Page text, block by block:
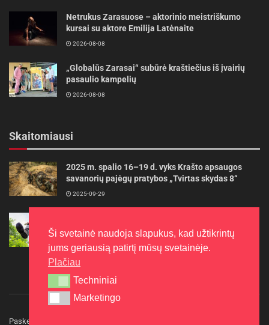
Netrukus Zarasuose – aktorinio meistriškumo
kursai su aktore Emilija Latėnaite
2026-08-08
„Globalūs Zarasai“ subūrė kraštiečius iš įvairių
pasaulio kampelių
2026-08-08
Skaitomiausi
2025 m. spalio 16–19 d. vyks Krašto apsaugos
savanorių pajėgų pratybos „Tvirtas skydas 8“
2025-09-29
ilgiau
2022-06-27
Paskelbkite naujieną
Ši svetainė naudoja slapukus, kad užtikrintų
jums geriausią patirtį mūsų svetainėje.
Plačiau
Techniniai
Techniniai
Marketingo
Marketingo